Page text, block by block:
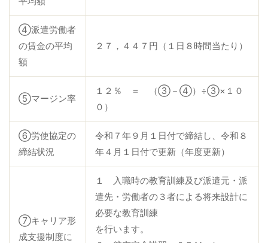
設計及び建築関係者の方
English
④派遣労働者
の賃金の平均
額
２７，４４７円（１日８時間当たり）
⑤マージン率
１２％ ＝ （③－④）÷③×１０
０）
⑥労使協定の
締結状況
令和７年９月１日付で締結し、令和８
年４月１日付で更新（年度更新）
⑦キャリア形
成支援制度に
１ 入職時の教育訓練及び派遣元・派
遣先・労働者の３者による将来設計に
必要な教育訓練
を行います。